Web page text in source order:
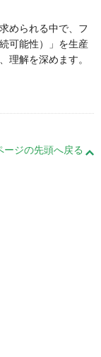
められる中で、フ
可能性）」を生産
理解を深めます。
ージの先頭へ戻る